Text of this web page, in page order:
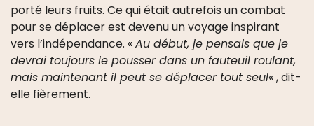
porté leurs fruits. Ce qui était autrefois un combat
pour se déplacer est devenu un voyage inspirant
vers l’indépendance. «Au début, je pensais que je
devrai toujours le pousser dans un fauteuil roulant,
mais maintenant il peut se déplacer tout seul« , dit-
elle fièrement.